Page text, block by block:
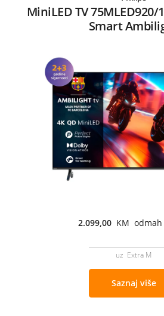
MiniLED TV 75MLED920/
Smart
2.099,00 KM odmah
uz Extra M
Saznaj više